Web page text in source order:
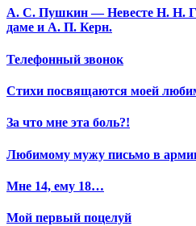
А. С. Пушкин — Невесте Н. Н.
даме и А. П. Керн.
Телефонный звонок
Стихи посвящаются моей
За что мне эта боль?!
Любимому мужу письмо в
Мне 14, ему 18…
Мой первый поцелуй